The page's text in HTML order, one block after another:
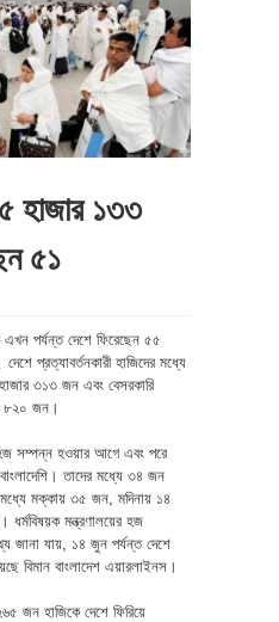
হাজার ১৩৩
৫১
পর্যন্ত দেশে ফিরেছেন ৫৫
প্রত্যাবর্তনকারী হাজিদের মধ্যে
৩১৩ জন এবং বেসরকারি
৮২০ জন।
সম্পন্ন হওয়ার আগে এবং পরে
তাদের মধ্যে ৩৪ জন
মক্কায় ৩৫ জন, মদিনায় ১৪
মন্ত্রণালয়ের হজ
জানা যায়, ১৪ জুন পর্যন্ত দেশে
বিমান বাংলাদেশ এয়ারলাইনস।
জন হাজিকে দেশে ফিরিয়ে